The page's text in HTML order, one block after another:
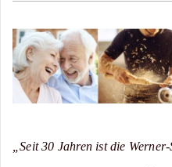
„Seit 30 Jahren ist die